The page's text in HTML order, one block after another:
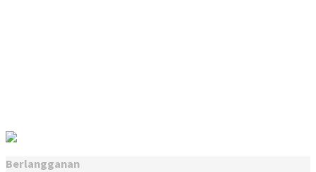
Berlangganan